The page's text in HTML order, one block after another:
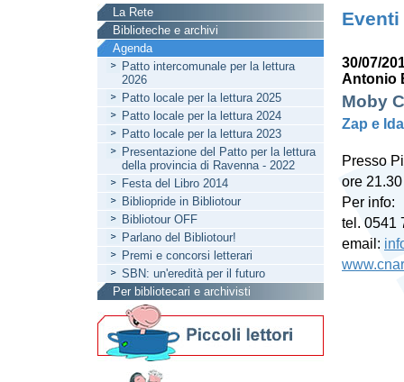
Eventi
30/07/
Antonio
Moby
Zap e
Presso
ore
Per info:
tel. 0541
email:
La Rete
Biblioteche e archivi
Agenda
Patto intercomunale per la lettura
2026
Patto locale per la lettura 2025
Patto locale per la lettura 2024
Patto locale per la lettura 2023
Presentazione del Patto per la lettura
della provincia di Ravenna - 2022
Festa del Libro 2014
Bibliopride in Bibliotour
Bibliotour OFF
Parlano del Bibliotour!
Premi e concorsi letterari
SBN: un'eredità per il futuro
Per bibliotecari e archivisti